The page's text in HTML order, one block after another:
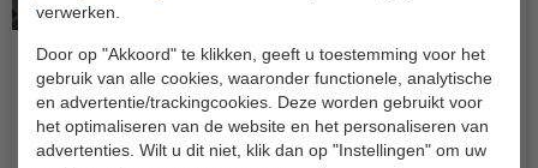
verwerken.
Door op "Akkoord" te klikken, geeft u toestemming voor het
gebruik van alle cookies, waaronder functionele, analytische
en advertentie/trackingcookies. Deze worden gebruikt voor
het optimaliseren van de website en het personaliseren van
advertenties. Wilt u dit niet, klik dan op "Instellingen" om uw
Handleidingen
Tips en trucs
MONTEUR ALUMINIUM STEIGERS EN
HANGBRUGINSTALLATIES VESTIGING
HASSELT (OV)